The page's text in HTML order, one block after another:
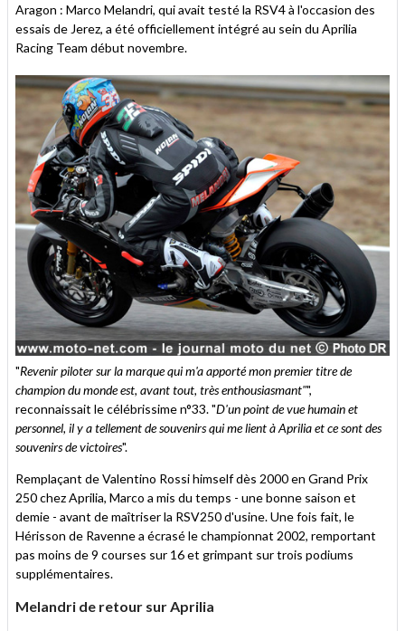
Aragon : Marco Melandri, qui avait testé la RSV4 à l'occasion des
essais de Jerez, a été officiellement intégré au sein du Aprilia
Racing Team début novembre.
"Revenir piloter sur la marque qui m'a apporté mon premier titre de
champion du monde est, avant tout, très enthousiasmant"",
reconnaissait le célébrissime n°33. "D'un point de vue humain et
personnel, il y a tellement de souvenirs qui me lient à Aprilia et ce sont des
souvenirs de victoires".
Remplaçant de Valentino Rossi himself dès 2000 en Grand Prix
250 chez Aprilia, Marco a mis du temps - une bonne saison et
demie - avant de maîtriser la RSV250 d'usine. Une fois fait, le
Hérisson de Ravenne a écrasé le championnat 2002, remportant
pas moins de 9 courses sur 16 et grimpant sur trois podiums
supplémentaires.
Melandri de retour sur Aprilia